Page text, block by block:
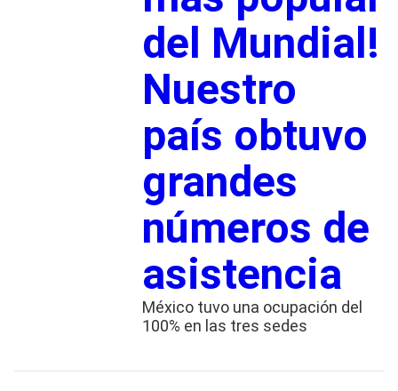
del Mundial!
Nuestro
país obtuvo
grandes
números de
asistencia
México tuvo una ocupación del
100% en las tres sedes